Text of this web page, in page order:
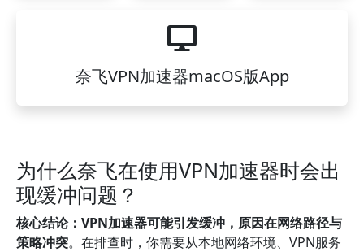
奈飞VPN加速器macOS版App
为什么奈飞在使用VPN加速器时会出
现缓冲问题？
核心结论：VPN加速器可能引发缓冲，原因在网络路径与
策略冲突。在排查时，你需要从本地网络环境、VPN服务